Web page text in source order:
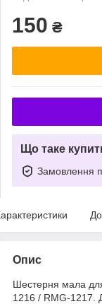
150 ₴
Що таке
Замовлення
Опис
Шестерня мала
1216 / RMG-1217.